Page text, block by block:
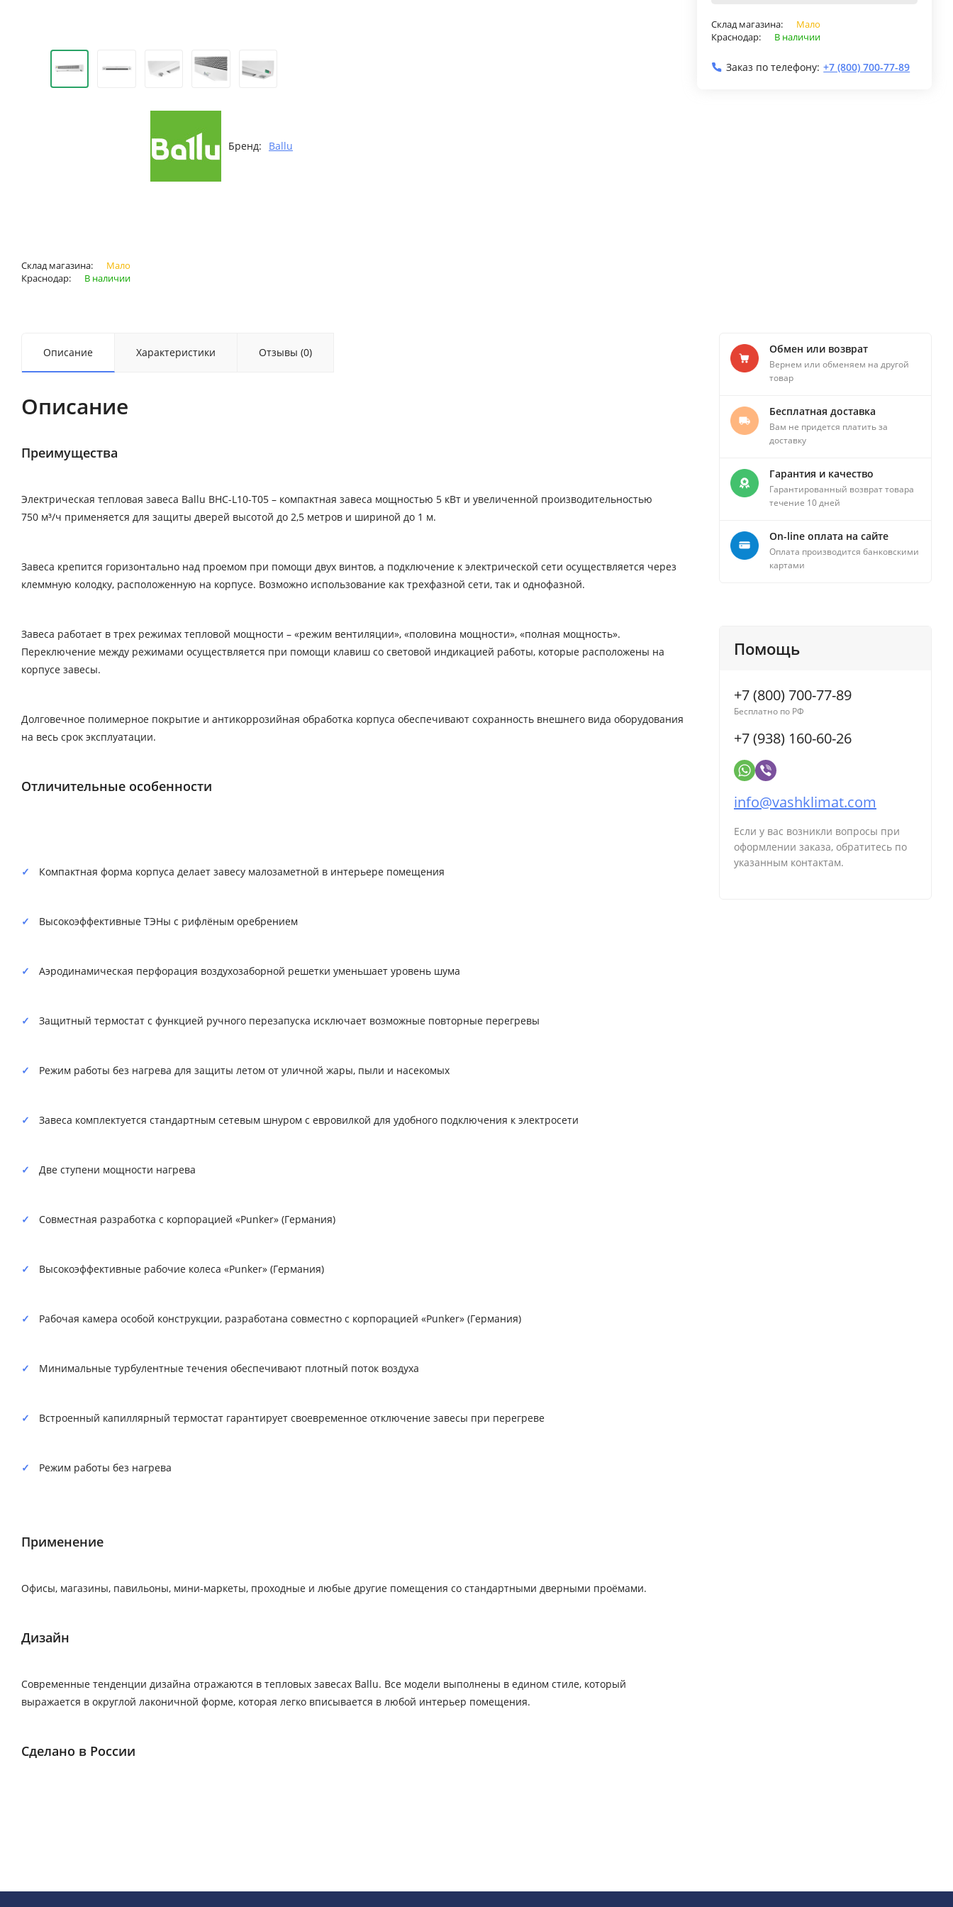
Бренд: Ballu
Склад магазина:
Мало
Краснодар:
В наличии
Заказ по телефону: +7 (800) 700-77-89
Склад магазина:
Мало
Краснодар:
В наличии
Описание Характеристики Отзывы (0)
Описание
Преимущества
Электрическая тепловая завеса Ballu BHC-L10-T05 – компактная завеса мощностью 5 кВт и увеличенной производительностью
750 м³/ч применяется для защиты дверей высотой до 2,5 метров и шириной до 1 м.
Завеса крепится горизонтально над проемом при помощи двух винтов, а подключение к электрической сети осуществляется через
клеммную колодку, расположенную на корпусе. Возможно использование как трехфазной сети, так и однофазной.
Завеса работает в трех режимах тепловой мощности – «режим вентиляции», «половина мощности», «полная мощность».
Переключение между режимами осуществляется при помощи клавиш со световой индикацией работы, которые расположены на
корпусе завесы.
Долговечное полимерное покрытие и антикоррозийная обработка корпуса обеспечивают сохранность внешнего вида оборудования
на весь срок эксплуатации.
Отличительные особенности
Компактная форма корпуса делает завесу малозаметной в интерьере помещения
Высокоэффективные ТЭНы с рифлёным оребрением
Аэродинамическая перфорация воздухозаборной решетки уменьшает уровень шума
Защитный термостат с функцией ручного перезапуска исключает возможные повторные перегревы
Режим работы без нагрева для защиты летом от уличной жары, пыли и насекомых
Завеса комплектуется стандартным сетевым шнуром с евровилкой для удобного подключения к электросети
Две ступени мощности нагрева
Совместная разработка с корпорацией «Punker» (Германия)
Высокоэффективные рабочие колеса «Punker» (Германия)
Рабочая камера особой конструкции, разработана совместно с корпорацией «Punker» (Германия)
Минимальные турбулентные течения обеспечивают плотный поток воздуха
Встроенный капиллярный термостат гарантирует своевременное отключение завесы при перегреве
Режим работы без нагрева
Применение
Офисы, магазины, павильоны, мини-маркеты, проходные и любые другие помещения со стандартными дверными проёмами.
Дизайн
Современные тенденции дизайна отражаются в тепловых завесах Ballu. Все модели выполнены в едином стиле, который
выражается в округлой лаконичной форме, которая легко вписывается в любой интерьер помещения.
Сделано в России
Обмен или возврат
Вернем или обменяем на другой
товар
Бесплатная доставка
Вам не придется платить за
доставку
Гарантия и качество
Гарантированный возврат товара
течение 10 дней
On-line оплата на сайте
Оплата производится банковскими
картами
Помощь
+7 (800) 700-77-89
Бесплатно по РФ
+7 (938) 160-60-26
info@vashklimat.com
Если у вас возникли вопросы при
оформлении заказа, обратитесь по
указанным контактам.